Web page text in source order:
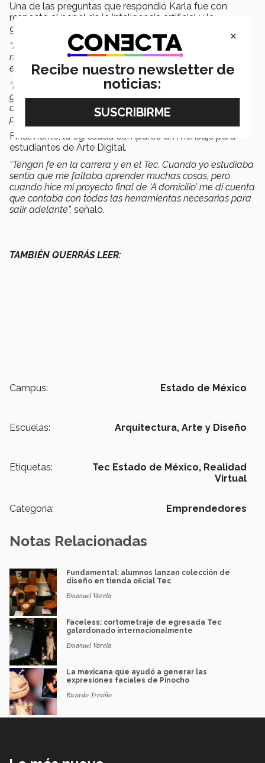
Una de las preguntas que respondió Karla fue con
respecto al papel de la inteligencia artificial y la
generación de imágenes a partir de esta tecnología.
“Muchos compañeros tenían miedo porque decían que
nos quedaríamos sin trabajo, puedes generar imágenes
en un segundo con la inteligencia artificial.
“Pero en realidad es una herramienta más que más bien
generará nuevos trabajos. Yo creo que es importante
aprender a usarla, explotarla e incorporarla en tus
procesos de trabajo”,compartió.
Finalmente, la egresada compartió un mensaje para
estudiantes de Arte Digital.
“Tengan fe en la carrera y en el Tec. Cuando yo estudiaba
sentía que me faltaba aprender muchas cosas, pero
cuando hice mi proyecto final de ‘A domicilio’ me di cuenta
que contaba con todas las herramientas necesarias para
salir adelante”, señaló.
TAMBIÉN QUERRÁS LEER:
Campus: Estado de México
Escuelas: Arquitectura, Arte y Diseño
Etiquetas: Tec Estado de México, Realidad
Virtual
Categoría: Emprendedores
Notas Relacionadas
Fundamental: alumnos lanzan colección de
diseño en tienda oficial Tec
Emanuel Varela
Faceless: cortometraje de egresada Tec
galardonado internacionalmente
Emanuel Varela
La mexicana que ayudó a generar las
expresiones faciales de Pinocho
Ricardo Treviño
×
Recibe nuestro newsletter de
noticias: